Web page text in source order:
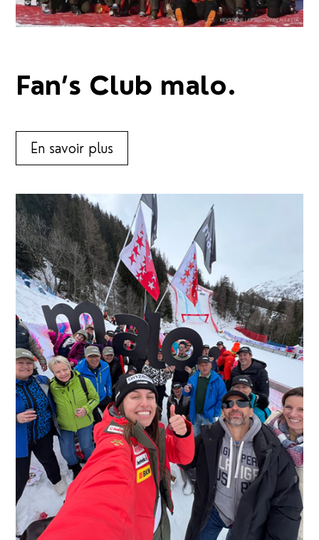
Fan’s Club malo.
En savoir plus